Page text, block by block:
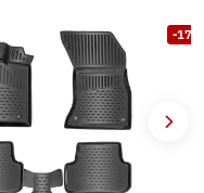
-17%